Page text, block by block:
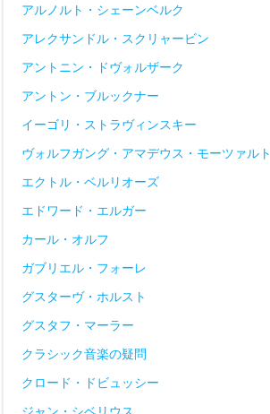
アルノルト・シェーンベルク
アレクサンドル・スクリャービン
アントニン・ドヴォルザーク
アントン・ブルックナー
イーゴリ・ストラヴィンスキー
ヴォルフガング・アマデウス・モーツァルト
エクトル・ベルリオーズ
エドワード・エルガー
カール・オルフ
ガブリエル・フォーレ
グスターヴ・ホルスト
グスタフ・マーラー
クラシック音楽の疑問
クロード・ドビュッシー